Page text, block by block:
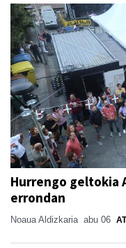
Hurrengo geltokia
errondan
Noaua Aldizkaria abu 06